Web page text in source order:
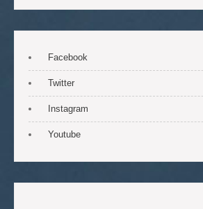
Facebook
Twitter
Instagram
Youtube